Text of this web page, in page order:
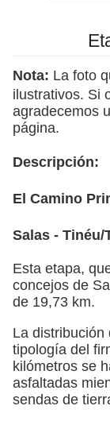
Nota: La foto
ilustrativos. Si
agradecemos
página.
Descripción:
El Camino
Salas - Tinéu/
Esta etapa,
concejos de
de 19,73 km.
La distribución
tipología del
kilómetros se
asfaltadas
sendas de